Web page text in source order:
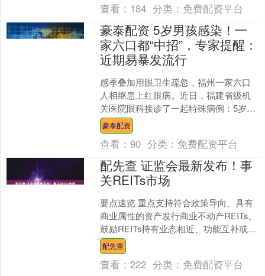
查看： 184 分类： 免费配资平台
豪泰配资 5岁男孩感染！一
家六口都“中招”，专家提醒：
近期易暴发流行
感季叠加用眼卫生疏忽，福州一家六口
人相继患上红眼病。近日，福建省级机
关医院眼科接诊了一起特殊病例：5岁男
童乐乐（化名）从幼儿园感染急性结膜
炎（俗称“红眼病”）后....
豪泰配资
查看：90 分类： 免费配资平台
配先查 证监会最新发布！事
关REITs市场
要点速览 重点支持符合政策导向、具有
商业属性的资产发行商业不动产REITs。
鼓励REITs持有业态相近、功能互补或运
营协同的资产组合。 支持经营规范、治
理健全....
配先查
查看：222 分类： 免费配资平台